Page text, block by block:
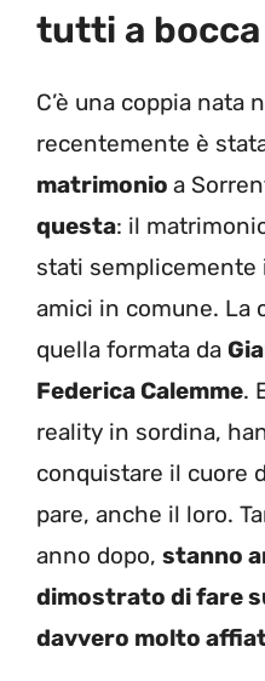
tutti a
C’è una coppia nata
recentemente è
matrimonio a
questa: il
stati semplicemente
amici in comune. La
quella formata da
Federica Calemme.
reality in sordina,
conquistare il cuore
pare, anche il loro.
anno dopo, stanno
dimostrato di fare
davvero molto